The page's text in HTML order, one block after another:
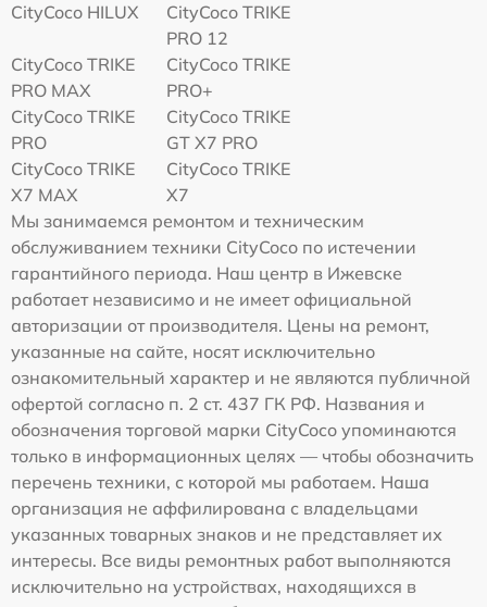
CityCoco HILUX
CityCoco TRIKE
PRO 12
CityCoco TRIKE
PRO MAX
CityCoco TRIKE
PRO+
CityCoco TRIKE
PRO
CityCoco TRIKE
GT X7 PRO
CityCoco TRIKE
X7 MAX
CityCoco TRIKE
X7
Мы занимаемся ремонтом и техническим
обслуживанием техники CityCoco по истечении
гарантийного периода. Наш центр в Ижевске
работает независимо и не имеет официальной
авторизации от производителя. Цены на ремонт,
указанные на сайте, носят исключительно
ознакомительный характер и не являются публичной
офертой согласно п. 2 ст. 437 ГК РФ. Названия и
обозначения торговой марки CityCoco упоминаются
только в информационных целях — чтобы обозначить
перечень техники, с которой мы работаем. Наша
организация не аффилирована с владельцами
указанных товарных знаков и не представляет их
интересы. Все виды ремонтных работ выполняются
исключительно на устройствах, находящихся в